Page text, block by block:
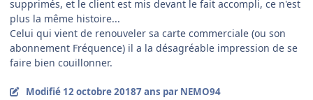
supprimés, et le client est mis devant le fait accompli, ce n'est
plus la même histoire...
Celui qui vient de renouveler sa carte commerciale (ou son
abonnement Fréquence) il a la désagréable impression de se
faire bien couillonner.
Modifié 12 octobre 20187 ans par NEMO94